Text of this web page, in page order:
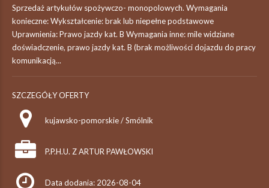
Sprzedaż artykułów spożywczo- monopolowych. Wymagania
konieczne: Wykształcenie: brak lub niepełne podstawowe
Uprawnienia: Prawo jazdy kat. B Wymagania inne: mile widziane
doświadczenie, prawo jazdy kat. B (brak możliwości dojazdu do pracy
komunikacją...
SZCZEGÓŁY OFERTY
kujawsko-pomorskie / Smólnik
P.P.H.U. Z ARTUR PAWŁOWSKI
Data dodania: 2026-08-04